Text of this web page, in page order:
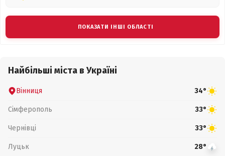
ПОКАЗАТИ ІНШІ ОБЛАСТІ
Найбільші міста в Україні
Вінниця 34°
Сімферополь 33°
Чернівці 33°
Луцьк 28°